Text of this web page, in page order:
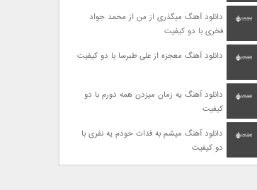
دانلود آهنگ میگذری از من از محمد جواد
فخری با دو کیفیت
دانلود آهنگ معجزه از علی طبرسا با دو کیفیت
دانلود آهنگ یه زمان میزدن همه دورم با دو
کیفیت
دانلود آهنگ میشم به فدات خودم یه نفری با
دو کیفیت